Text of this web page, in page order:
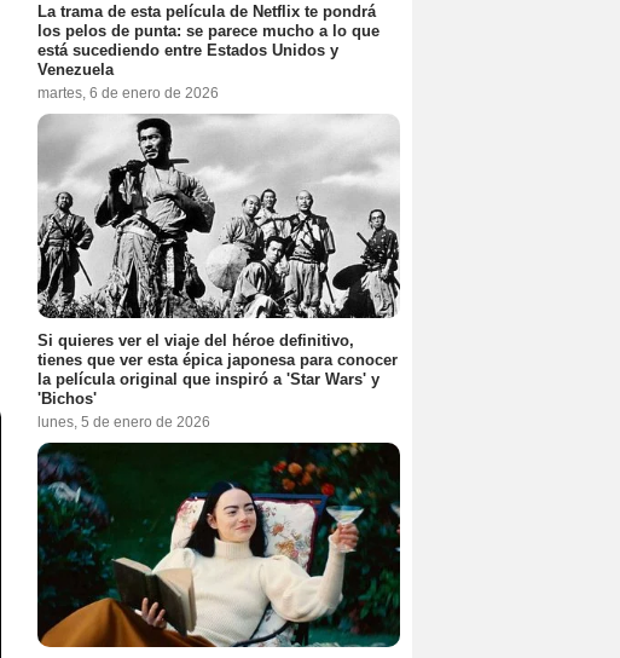
La trama de esta película de Netflix te pondrá
los pelos de punta: se parece mucho a lo que
está sucediendo entre Estados Unidos y
Venezuela
martes, 6 de enero de 2026
Si quieres ver el viaje del héroe definitivo,
tienes que ver esta épica japonesa para conocer
la película original que inspiró a 'Star Wars' y
'Bichos'
lunes, 5 de enero de 2026